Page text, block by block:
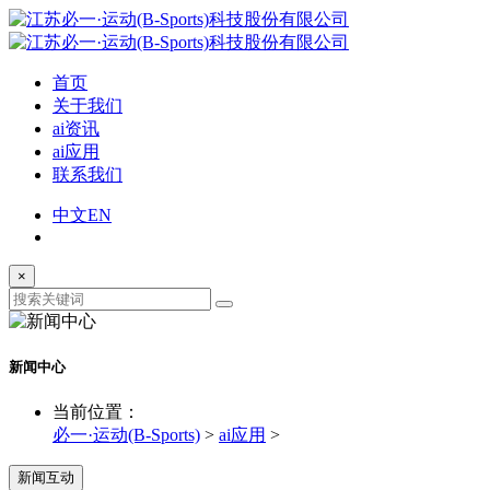
首页
关于我们
ai资讯
ai应用
联系我们
中文EN
×
新闻中心
当前位置：
必一·运动(B-Sports) > ai应用 >
新闻互动